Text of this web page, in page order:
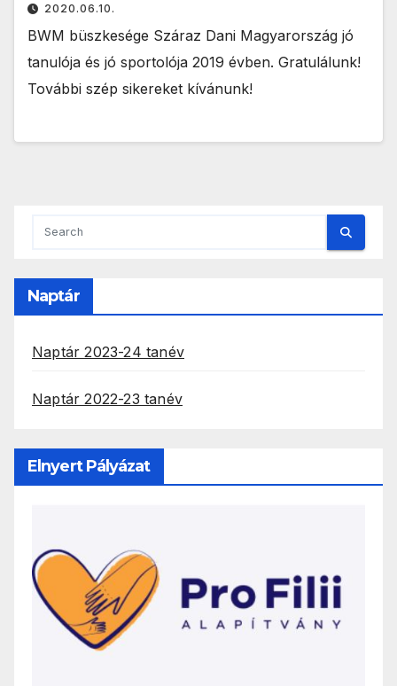
2020.06.10.
BWM büszkesége Száraz Dani Magyarország jó
tanulója és jó sportolója 2019 évben. Gratulálunk!
További szép sikereket kívánunk!
Naptár
Naptár 2023-24 tanév
Naptár 2022-23 tanév
Elnyert Pályázat